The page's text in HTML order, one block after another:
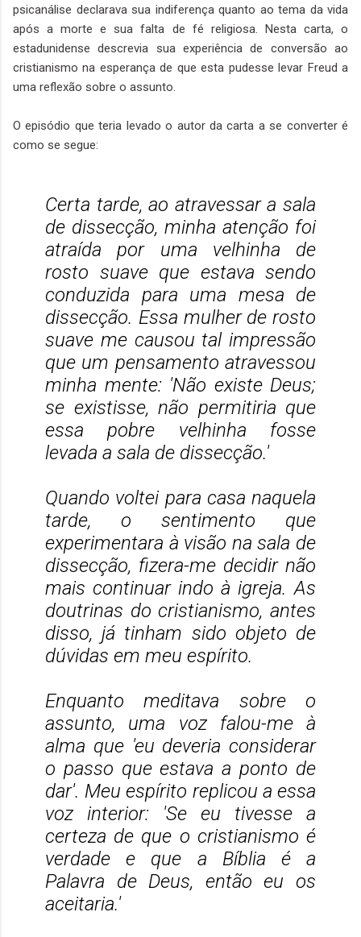
psicanálise declarava sua indiferença quanto ao tema da vida
após a morte e sua falta de fé religiosa. Nesta carta, o
estadunidense descrevia sua experiência de conversão ao
cristianismo na esperança de que esta pudesse levar Freud a
uma reflexão sobre o assunto.
O episódio que teria levado o autor da carta a se converter é
como se segue:
Certa tarde, ao atravessar a sala
de dissecção, minha atenção foi
atraída por uma velhinha de
rosto suave que estava sendo
conduzida para uma mesa de
dissecção. Essa mulher de rosto
suave me causou tal impressão
que um pensamento atravessou
minha mente: 'Não existe Deus;
se existisse, não permitiria que
essa pobre velhinha fosse
levada a sala de dissecção.'
Quando voltei para casa naquela
tarde, o sentimento que
experimentara à visão na sala de
dissecção, fizera-me decidir não
mais continuar indo à igreja. As
doutrinas do cristianismo, antes
disso, já tinham sido objeto de
dúvidas em meu espírito.
Enquanto meditava sobre o
assunto, uma voz falou-me à
alma que 'eu deveria considerar
o passo que estava a ponto de
dar'. Meu espírito replicou a essa
voz interior: 'Se eu tivesse a
certeza de que o cristianismo é
verdade e que a Bíblia é a
Palavra de Deus, então eu os
aceitaria.'